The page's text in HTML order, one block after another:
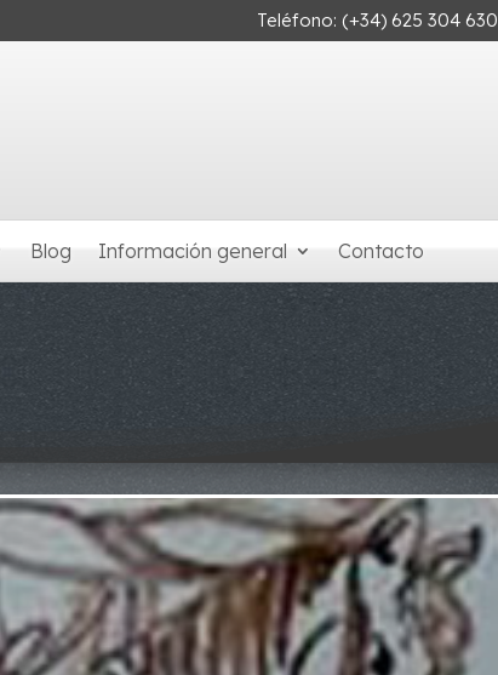
Teléfono: (+34) 625 304 630
Blog Información general Contacto